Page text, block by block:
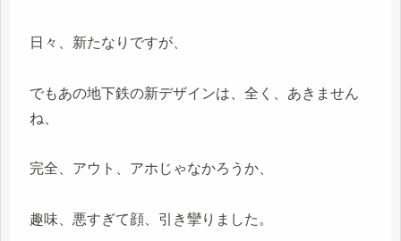
日々、新たなりですが、
でもあの地下鉄の新デザインは、全く、あきません
ね、
完全、アウト、アホじゃなかろうか、
趣味、悪すぎて顔、引き攣りました。